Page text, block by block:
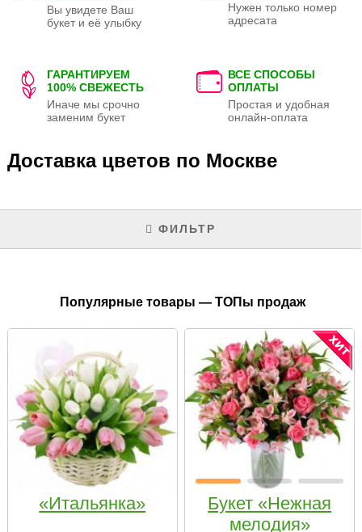
Вы увидете Ваш
букет и её улыбку
Нужен только номер
адресата
ГАРАНТИРУЕМ
100% СВЕЖЕСТЬ
Иначе мы срочно
заменим букет
ВСЕ СПОСОБЫ
ОПЛАТЫ
Простая и удобная
онлайн-оплата
Доставка цветов по Москве
ФИЛЬТР
Популярные товары — ТОПы продаж
«Итальянка»
Букет «Нежная
мелодия»